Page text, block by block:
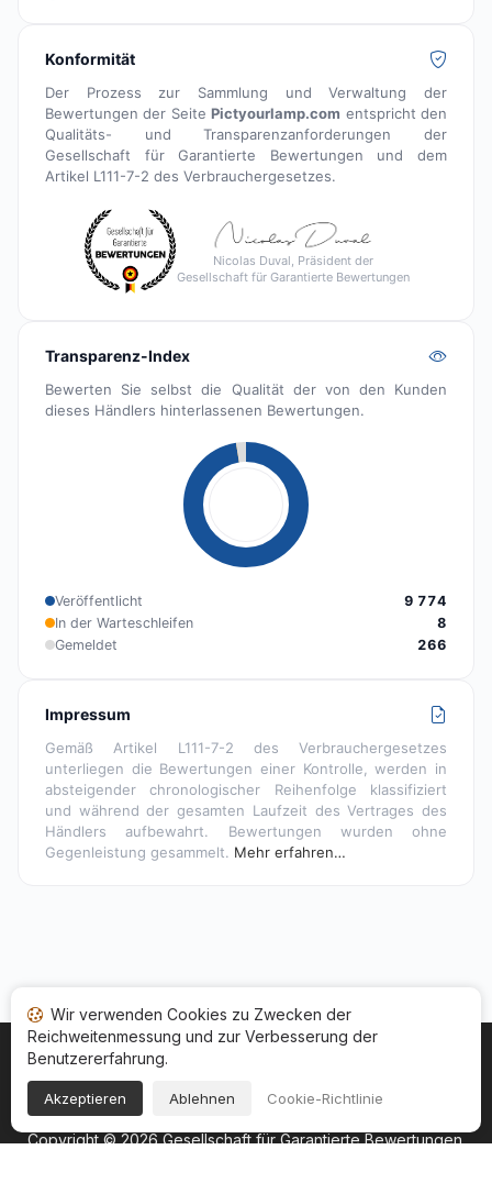
Konformität
Der Prozess zur Sammlung und Verwaltung der
Bewertungen der SeitePictyourlamp.com entspricht den
Qualitäts- und Transparenzanforderungen der
Gesellschaft für Garantierte Bewertungen und dem
Artikel L111-7-2 des Verbrauchergesetzes.
Nicolas Duval, Präsident der
Gesellschaft für Garantierte Bewertungen
Transparenz-Index
Bewerten Sie selbst die Qualität der von den Kunden
dieses Händlers hinterlassenen Bewertungen.
Veröffentlicht
9 774
In der Warteschleifen
8
Gemeldet
266
Impressum
Gemäß Artikel L111-7-2 des Verbrauchergesetzes
unterliegen die Bewertungen einer Kontrolle, werden in
absteigender chronologischer Reihenfolge klassifiziert
und während der gesamten Laufzeit des Vertrages des
Händlers aufbewahrt. Bewertungen wurden ohne
Gegenleistung gesammelt. Mehr erfahren…
Startseite Ihr Bewertungsstatus
Allgemeine Nutzungsbedingugen
Rechtshinweise
Copyright © 2026Gesellschaft für Garantierte Bewertungen.
Wir verwenden Cookies zu Zwecken der
Reichweitenmessung und zur Verbesserung der
Benutzererfahrung.
Akzeptieren Ablehnen Cookie-Richtlinie